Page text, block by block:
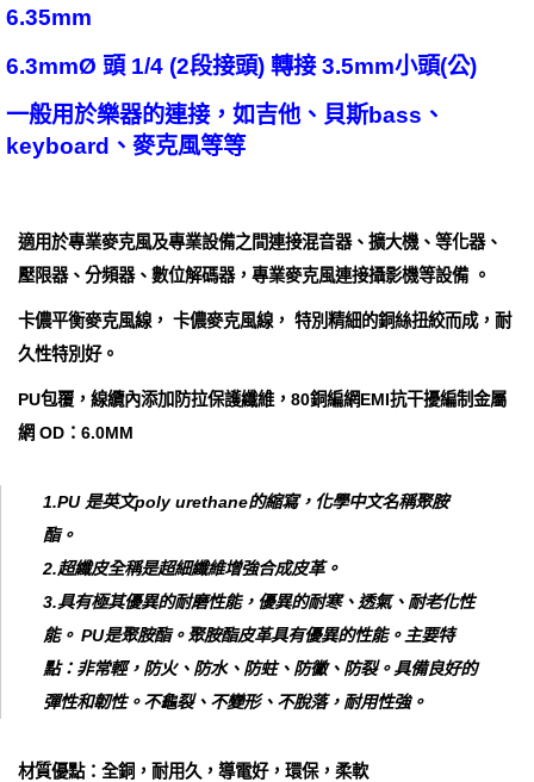
6.35mm
6.3mmØ 頭 1/4 (2段接頭) 轉接 3.5mm小頭(公)
一般用於樂器的連接，如吉他、貝斯bass、
keyboard、麥克風等等
適用於專業麥克風及專業設備之間連接混音器、擴大機、等化器、
壓限器、分頻器、數位解碼器，專業麥克風連接攝影機等設備 。
卡儂平衡麥克風線， 卡儂麥克風線， 特別精細的銅絲扭絞而成，耐
久性特別好。
PU包覆，線纜內添加防拉保護纖維，80銅編網EMI抗干擾編制金屬
網 OD：6.0MM
1.PU 是英文poly urethane的縮寫，化學中文名稱聚胺
酯。
2.超纖皮全稱是超細纖維增強合成皮革。
3.具有極其優異的耐磨性能，優異的耐寒、透氣、耐老化性
能。 PU是聚胺酯。聚胺酯皮革具有優異的性能。主要特
點：非常輕，防火、防水、防蛀、防黴、防裂。具備良好的
彈性和韌性。不龜裂、不變形、不脫落，耐用性強。
材質優點：全銅，耐用久，導電好，環保，柔軟